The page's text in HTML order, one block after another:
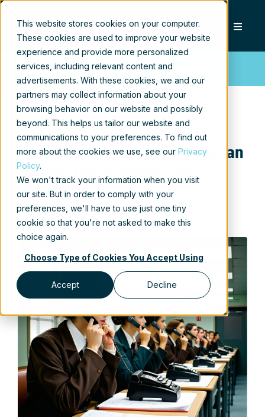
This website stores cookies on your computer.
These cookies are used to improve your website
experience and provide more personalized
services, including relevant content and
advertisements. With these cookies, we and our
partners may collect information about your
browsing behavior on our website and possibly
beyond. This helps us tailor our website and
communications to your preferences. To find out
more about the cookies we use, see our Privacy
Policy.
We won't track your information when you visit
our site. But in order to comply with your
preferences, we'll have to use just one tiny
cookie so that you're not asked to make this
choice again.
Choose Type of Cookies You Accept Using
Accept Decline
Xillio blog over content migratie
Hoe AI Agents het landschap van
gemeentelijke applicaties
veranderen
doorSjoerd Alkema, op 14 aug 2025 09:00:00